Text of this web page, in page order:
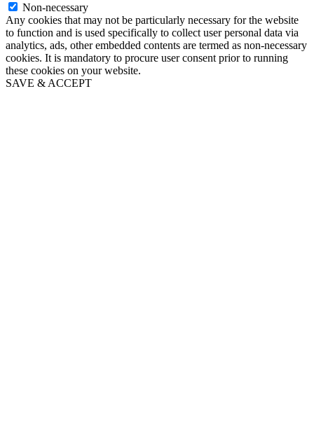
Non-necessary
Any cookies that may not be particularly necessary for the website
to function and is used specifically to collect user personal data via
analytics, ads, other embedded contents are termed as non-necessary
cookies. It is mandatory to procure user consent prior to running
these cookies on your website.
SAVE & ACCEPT